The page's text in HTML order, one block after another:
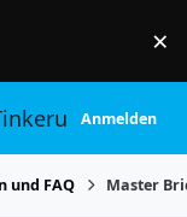
×
Anmelden
und FAQ Master